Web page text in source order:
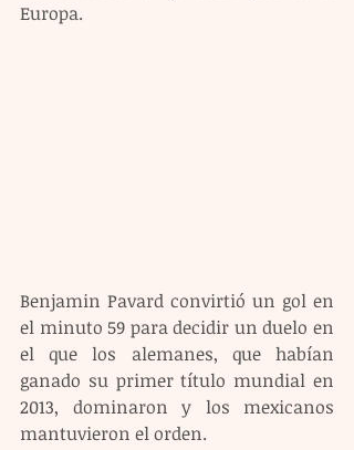
Europa.
Benjamin Pavard convirtió un gol en
el minuto 59 para decidir un duelo en
el que los alemanes, que habían
ganado su primer título mundial en
2013, dominaron y los mexicanos
mantuvieron el orden.